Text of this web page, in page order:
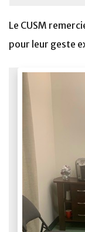
Le CUSM
pour leur geste